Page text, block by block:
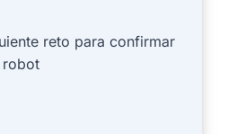
reto para confirmar
robot